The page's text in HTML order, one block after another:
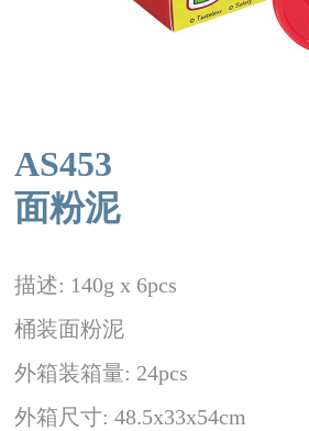
AS453
面粉泥
描述: 140g x 6pcs
桶装面粉泥
外箱装箱量: 24pcs
外箱尺寸: 48.5x33x54cm